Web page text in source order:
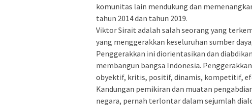
komunitas lain mendukung dan
tahun 2014 dan tahun 2019.
Viktor Sirait adalah salah seorang yang
yang menggerakkan keseluruhan sumber
Penggerakkan ini diorientasikan dan
membangun bangsa Indonesia.
obyektif, kritis, positif, dinamis, kompetitif,
Kandungan pemikiran dan muatan
negara, pernah terlontar dalam sejumlah